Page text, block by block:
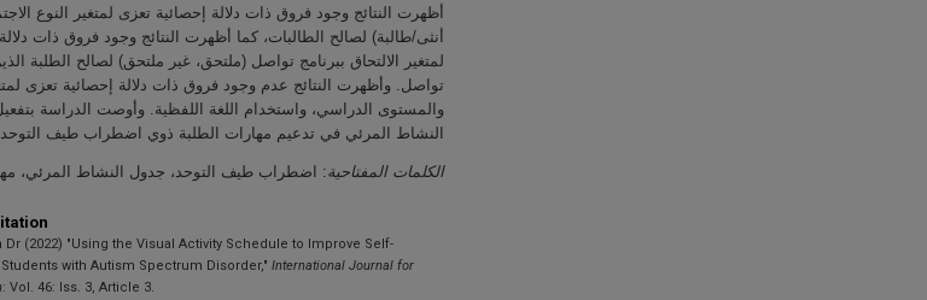
أظهرت النتائج وجود فروق ذات دلالة إحصائية تعزى لمتغير النوع
أنثى/طالبة) لصالح الطالبات، كما أظهرت النتائج وجود فروق ذات
لمتغير الالتحاق ببرنامج تواصل (ملتحق، غير ملتحق) لصالح الطلبة
تواصل. وأظهرت النتائج عدم وجود فروق ذات دلالة إحصائية تعزى
والمستوى الدراسي، واستخدام اللغة اللفظية. وأوصت الدراسة
النشاط المرئي في تدعيم مهارات الطلبة ذوي اضطراب طيف
الكلمات المفتاحية: اضطراب طيف التوحد، جدول النشاط المرئي،
Dr (2022) "Using the Visual Activity Schedule to Improve Self-
with Autism Spectrum Disorder," International Journal for
: Vol. 46: Iss. 3, Article 3.